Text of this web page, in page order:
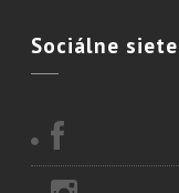
Sociálne siete